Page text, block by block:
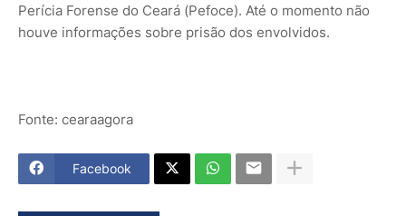
Perícia Forense do Ceará (Pefoce). Até o momento não
houve informações sobre prisão dos envolvidos.
Fonte: cearaagora
Facebook